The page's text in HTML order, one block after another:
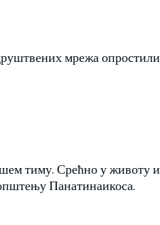
мрежа опростили
тиму. Срећно у животу и
Панатинаикоса.